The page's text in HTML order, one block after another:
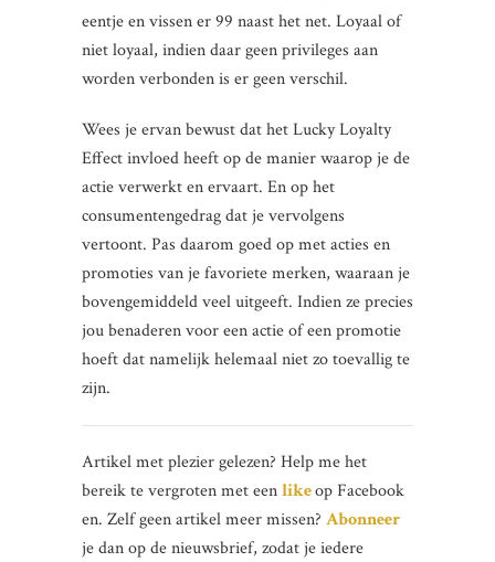
eentje en vissen er 99 naast het net. Loyaal of
niet loyaal, indien daar geen privileges aan
worden verbonden is er geen verschil.
Wees je ervan bewust dat het Lucky Loyalty
Effect invloed heeft op de manier waarop je de
actie verwerkt en ervaart. En op het
consumentengedrag dat je vervolgens
vertoont. Pas daarom goed op met acties en
promoties van je favoriete merken, waaraan je
bovengemiddeld veel uitgeeft. Indien ze precies
jou benaderen voor een actie of een promotie
hoeft dat namelijk helemaal niet zo toevallig te
zijn.
Artikel met plezier gelezen? Help me het
bereik te vergroten met eenlikeop Facebook
en. Zelf geen artikel meer missen? Abonneer
je dan op de nieuwsbrief, zodat je iedere